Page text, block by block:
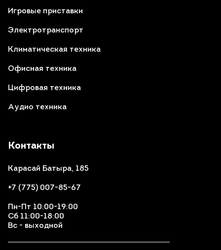
Контакты
Карасай Батыра, 185
+7 (775) 007-85-67
Пн-Пт 10:00-19:00
Сб 11:00-18:00
Вс - выходной
Игровые приставки
Электротранспорт
Климатическая техника
Офисная техника
Цифровая техника
Аудио техника